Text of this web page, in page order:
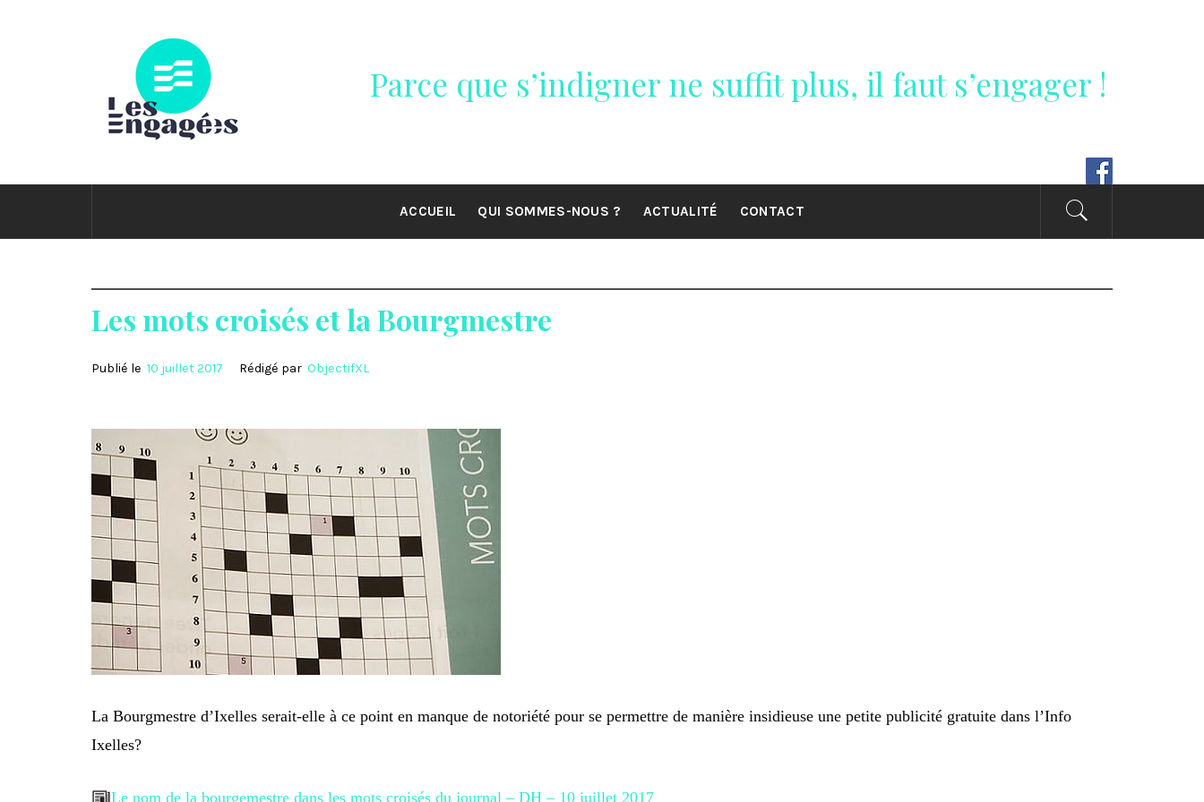
Parce que s’indigner ne suffit plus, il faut s’engager !
ACCUEIL QUI SOMMES-NOUS ? ACTUALITÉ CONTACT
Les mots croisés et la Bourgmestre
Publié le 10 juillet 2017 Rédigé par ObjectifXL
La Bourgmestre d’Ixelles serait-elle à ce point en manque de notoriété pour se permettre de manière insidieuse une petite publicité gratuite dans l’Info
Ixelles?
Le nom de la bourgemestre dans les mots croisés du journal – DH – 10 juillet 2017